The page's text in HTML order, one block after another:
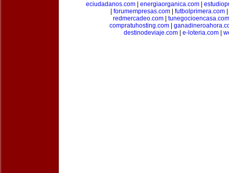
eciudadanos.com| energiaorganica.com|
forumempresas.com futbolprimera.com
redmercadeo.com| tunegocioencasa.com
compratuhosting.com|
destinodeviaje.com
e-loteria.com